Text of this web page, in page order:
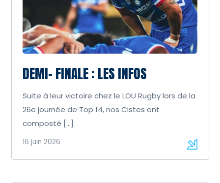
DEMI- FINALE : LES INFOS
Suite à leur victoire chez le LOU Rugby lors de la
26e journée de Top 14, nos Cistes ont
composté […]
16 juin 2026